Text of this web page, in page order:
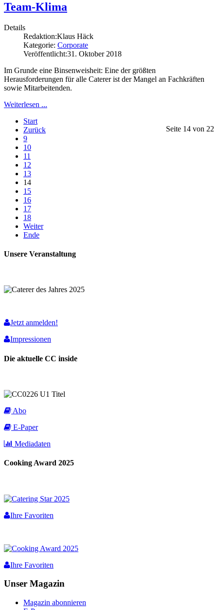
Team-Klima
Details
Redaktion:Klaus Häck
Kategorie: Corporate
Veröffentlicht:31. Oktober 2018
Im Grunde eine Binsenweisheit: Eine der größten
Herausforderungen für alle Caterer ist der Mangel an Fachkräften
sowie Mitarbeitenden.
Weiterlesen ...
Seite 14 von 22
Start
Zurück
9
10
11
12
13
14
15
16
17
18
Weiter
Ende
Unsere Veranstaltung
Jetzt anmelden!
Impressionen
Die aktuelle CC inside
Abo
E-Paper
Mediadaten
Cooking Award 2025
Ihre Favoriten
Ihre Favoriten
Unser Magazin
Magazin abonnieren